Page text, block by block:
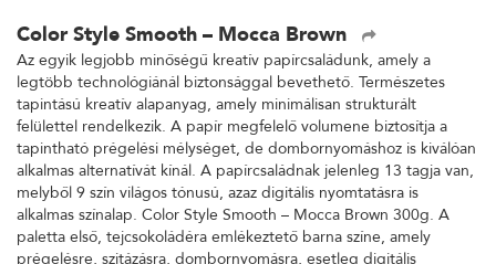
Color Style Smooth – Mocca Brown
Az egyik legjobb minőségű kreatív papírcsaládunk, amely a
legtöbb technológiánál biztonsággal bevethető. Természetes
tapintású kreatív alapanyag, amely minimálisan strukturált
felülettel rendelkezik. A papír megfelelő volumene biztosítja a
tapintható prégelési mélységet, de dombornyomáshoz is kiválóan
alkalmas alternatívát kínál. A papírcsaládnak jelenleg 13 tagja van,
melyből 9 szín világos tónusú, azaz digitális nyomtatásra is
alkalmas színalap. Color Style Smooth – Mocca Brown 300g. A
paletta első, tejcsokoládéra emlékeztető barna színe, amely
prégelésre, szitázásra, dombornyomásra, esetleg digitális